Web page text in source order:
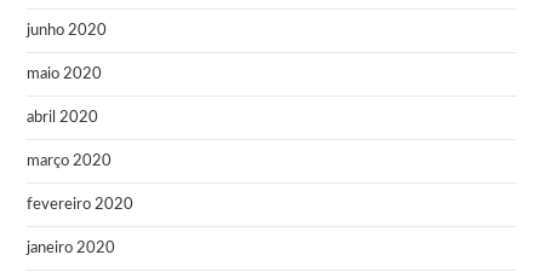
junho 2020
maio 2020
abril 2020
março 2020
fevereiro 2020
janeiro 2020